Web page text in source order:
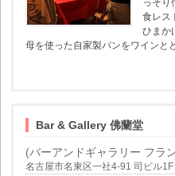
っそり
食レス
ひまか
母を使った自家製パンをワインと
Bar & Gallery 佛蘭堂
(バーアンドギャラリー フラ
名古屋市名東区一社4-91 司ビル